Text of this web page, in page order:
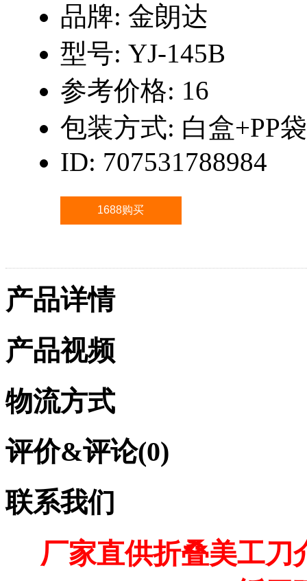
品牌: 金朗达
型号: YJ-145B
参考价格: 16
包装方式: 白盒+PP袋
ID: 707531788984
1688购买
产品详情
产品视频
物流方式
评价&评论(0)
联系我们
厂家直供折叠美工刀